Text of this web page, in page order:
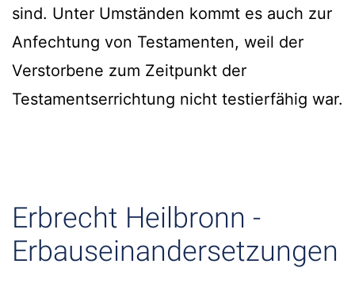
sind. Unter Umständen kommt es auch zur
Anfechtung von Testamenten, weil der
Verstorbene zum Zeitpunkt der
Testamentserrichtung nicht testierfähig war.
Erbrecht Heilbronn -
Erbauseinandersetzungen